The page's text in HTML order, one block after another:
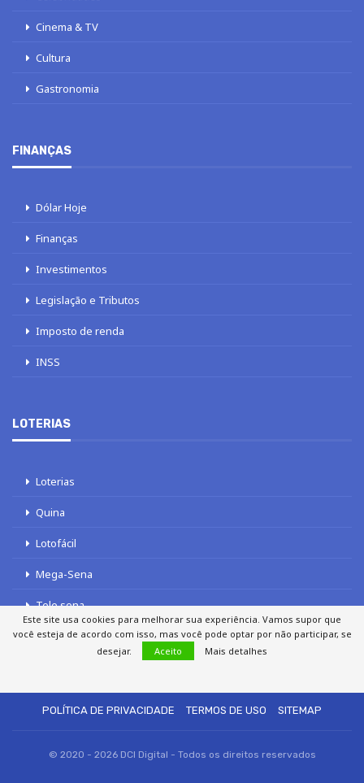
Cinema & TV
Cultura
Gastronomia
FINANÇAS
Dólar Hoje
Finanças
Investimentos
Legislação e Tributos
Imposto de renda
INSS
LOTERIAS
Loterias
Quina
Lotofácil
Mega-Sena
Tele sena
POLÍTICA DE PRIVACIDADE
TERMOS DE USO SITEMAP
© 2020 - 2026 DCI Digital - Todos os direitos reservados
Este site usa cookies para melhorar sua experiência. Vamos supor que
você esteja de acordo com isso, mas você pode optar por não participar, se
desejar.
Aceito Mais detalhes